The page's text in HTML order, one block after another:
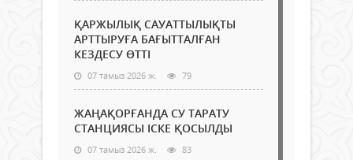
ҚАРЖЫЛЫҚ САУАТТЫЛЫҚТЫ
АРТТЫРУҒА БАҒЫТТАЛҒАН
КЕЗДЕСУ ӨТТІ
07 тамыз 2026 ж. 79
ЖАҢАҚОРҒАНДА СУ ТАРАТУ
СТАНЦИЯСЫ ІСКЕ ҚОСЫЛДЫ
07 тамыз 2026 ж. 83